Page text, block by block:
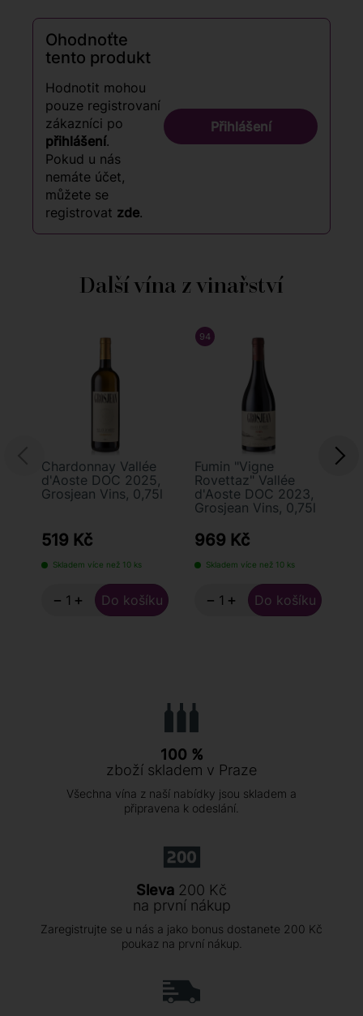
Ohodnoťte
tento produkt
Hodnotit mohou
pouze registrovaní
zákazníci po
přihlášení.
Pokud u nás
nemáte účet,
můžete se
registrovat zde.
Přihlášení
Další vína z vinařství
Chardonnay Vallée
d'Aoste DOC 2025,
Grosjean Vins, 0,75l
519 Kč
Skladem více než 10 ks
− +
94 JAMES SUCKLING
Fumin "Vigne
Rovettaz" Vallée
d'Aoste DOC 2023,
Grosjean Vins, 0,75l
969 Kč
Skladem více než 10 ks
− +
100 %
zboží skladem v Praze
Všechna vína z naší nabídky jsou skladem a
připravena k odeslání.
Sleva 200 Kč
na první nákup
Zaregistrujte se u nás a jako bonus dostanete 200 Kč
poukaz na první nákup.